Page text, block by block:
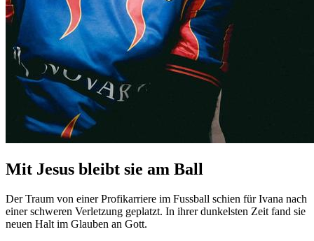
Mit Jesus bleibt sie am Ball
Der Traum von einer Profikarriere im Fussball schien für Ivana nach
einer schweren Verletzung geplatzt. In ihrer dunkelsten Zeit fand sie
neuen Halt im Glauben an Gott.